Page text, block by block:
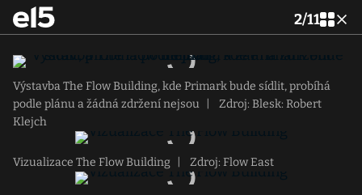
2/11
Výstavba The Flow Building, kde Primark bude sídlit, probíhá
podle plánu a žádná zdržení nejsou
Zdroj: Blesk: Robert
Klejch
Vizualizace The Flow Building Zdroj: Flow East